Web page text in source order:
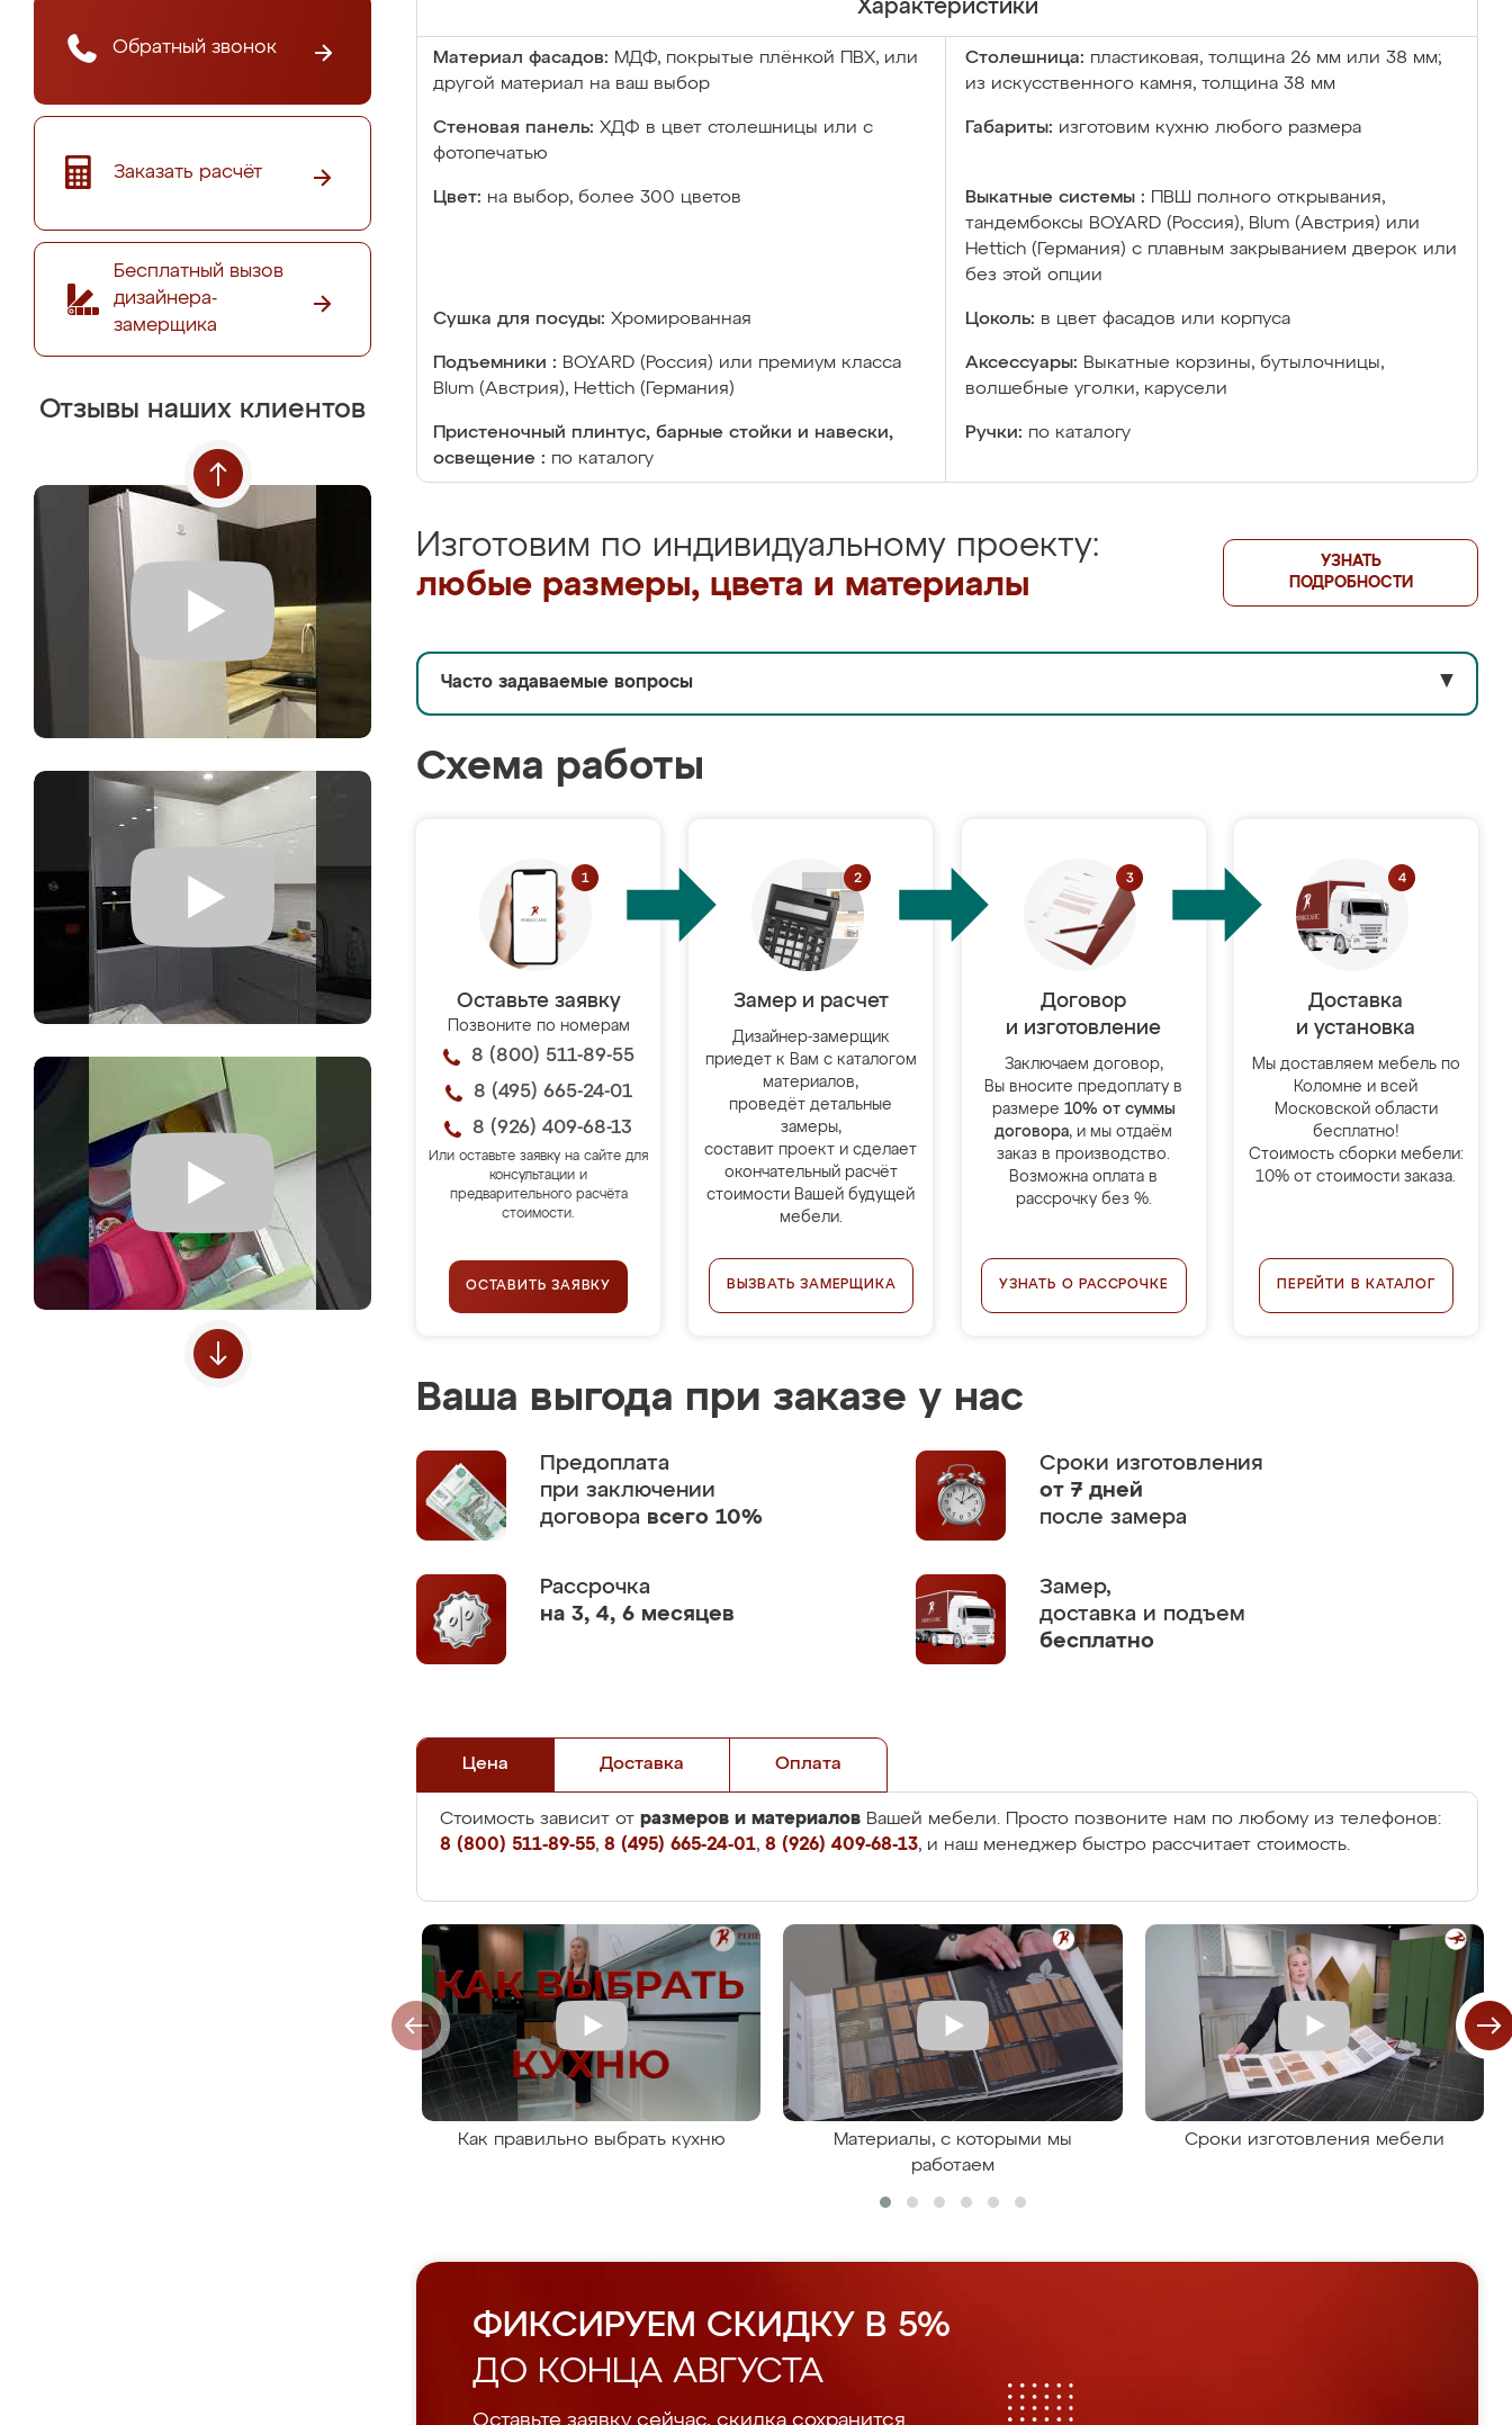
Обратный звонок
Заказать расчёт
Бесплатный вызов
дизайнера-
замерщика
Отзывы наших клиентов
Характеристики
Материал фасадов: МДФ, покрытые плёнкой ПВХ, или
другой материал на ваш выбор
Столешница: пластиковая, толщина 26 мм или 38 мм;
из искусственного камня, толщина 38 мм
Стеновая панель: ХДФ в цвет столешницы или с
фотопечатью
Габариты: изготовим кухню любого размера
Цвет: на выбор, более 300 цветов Выкатные системы :
ПВШ полного открывания,
тандембоксы BOYARD (Россия), Blum (Австрия) или
Hettich (Германия) с плавным закрыванием дверок или
без этой опции
Сушка для посуды: Хромированная Цоколь: в цвет фасадов или корпуса
Подъемники : BOYARD (Россия) или премиум класса
Blum (Австрия), Hettich (Германия)
Аксессуары: Выкатные корзины, бутылочницы,
волшебные уголки, карусели
Пристеночный плинтус, барные стойки и навески,
освещение : по каталогу
Ручки: по каталогу
Изготовим по индивидуальному проекту:
любые размеры, цвета и материалы
УЗНАТЬ
ПОДРОБНОСТИ
Часто задаваемые вопросы ▼
Схема работы
Оставьте заявку
Позвоните по номерам
8 (800) 511-89-55
8 (495) 665-24-01
8 (926) 409-68-13
Или оставьте заявку на сайте для
консультации и
предварительного расчёта
стоимости.
ОСТАВИТЬ ЗАЯВКУ
Замер и расчет
Дизайнер-замерщик
приедет к Вам с каталогом
материалов,
проведёт детальные
замеры,
составит проект и сделает
окончательный расчёт
стоимости Вашей будущей
мебели.
ВЫЗВАТЬ ЗАМЕРЩИКА
Договор
и изготовление
Заключаем договор,
Вы вносите предоплату в
размере 10% от суммы
договора, и мы отдаём
заказ в производство.
Возможна оплата в
рассрочку без %.
УЗНАТЬ О РАССРОЧКЕ
Доставка
и установка
Мы доставляем мебель по
Коломне и всей
Московской области
бесплатно!
Стоимость сборки мебели:
10% от стоимости заказа.
ПЕРЕЙТИ В КАТАЛОГ
Ваша выгода при заказе у нас
Предоплата
при заключении
договора всего 10%
Сроки изготовления
от 7 дней
после замера
Рассрочка
на 3, 4, 6 месяцев
Замер,
доставка и подъем
бесплатно
Цена Доставка Оплата
Стоимость зависит от размеров и материалов Вашей мебели. Просто позвоните нам по любому из телефонов:
8 (800) 511-89-55, 8 (495) 665-24-01, 8 (926) 409-68-13, и наш менеджер быстро рассчитает стоимость.
Как правильно выбрать кухню
Материалы, с которыми мы
работаем
Сроки изготовления мебели
ФИКСИРУЕМ СКИДКУ В 5%
ДО КОНЦА АВГУСТА
Оставьте заявку сейчас, скидка сохранится.